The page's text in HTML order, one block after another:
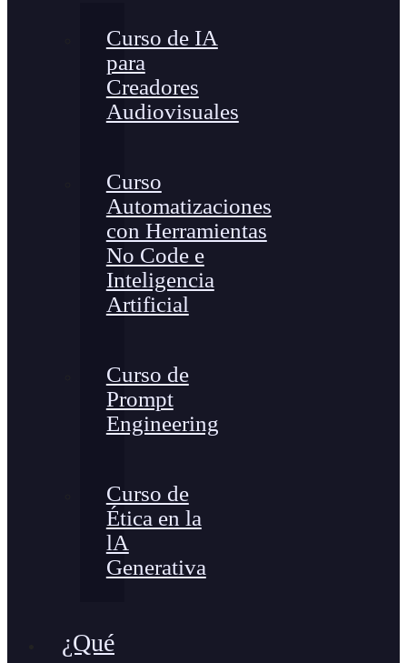
Curso de IA
para
Creadores
Audiovisuales
Curso
Automatizaciones
con Herramientas
No Code e
Inteligencia
Artificial
Curso de
Prompt
Engineering
Curso de
Ética en la
lA
Generativa
¿Qué